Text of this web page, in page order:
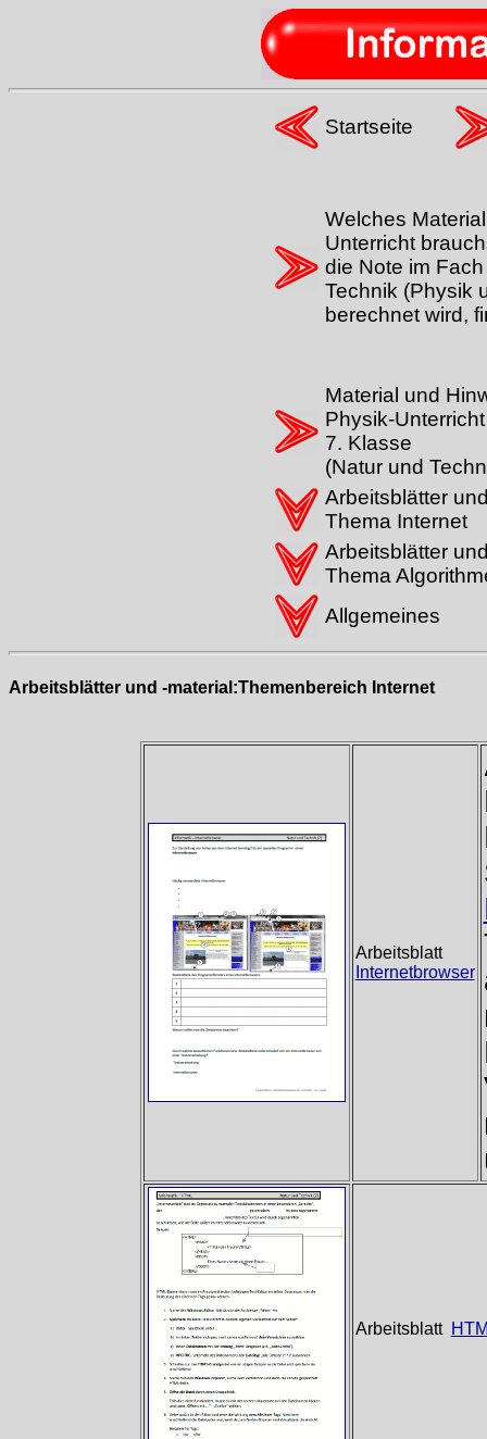
Startseite
Welches
Unterricht
die Note im
Technik (Physik
berechnet wird,
Material und
Physik-
7. Klasse
(Natur und
Arbeitsblätter
Thema Internet
Arbeitsblätter
Thema
Allgemeines
Arbeitsblätter und -material:Themenbereich Internet
Arbeitsblatt
Internetbrowser
Arbeitsblatt